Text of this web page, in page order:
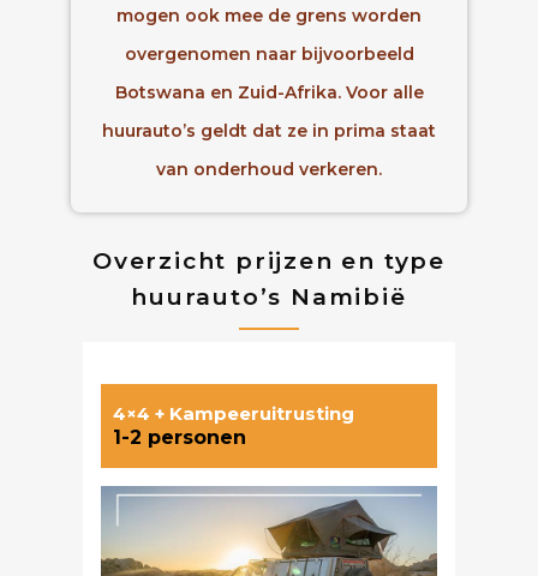
mogen ook mee de grens worden
overgenomen naar bijvoorbeeld
Botswana en Zuid-Afrika. Voor alle
huurauto’s geldt dat ze in prima staat
van onderhoud verkeren.
Overzicht prijzen en type
huurauto’s Namibië
4×4 + Kampeeruitrusting
1-2 personen